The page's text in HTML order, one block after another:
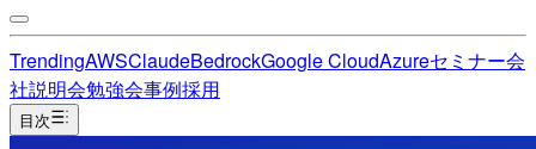
TrendingAWSClaudeBedrockGoogle CloudAzureセミナー会
社説明会勉強会事例採用
目次